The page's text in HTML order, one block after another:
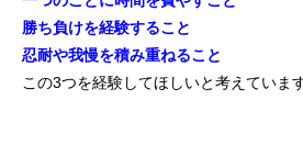
勝ち負けを経験すること
忍耐や我慢を積み重ねること
この3つを経験してほしいと考えています